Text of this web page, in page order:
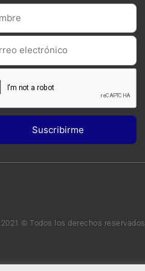
© Todos los derechos reservados.